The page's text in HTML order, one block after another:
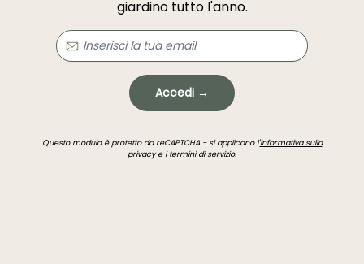
giardino tutto l'anno.
Accedi →
Questo modulo è protetto da reCAPTCHA - si applicano l'informativa sulla
privacye itermini di servizio.